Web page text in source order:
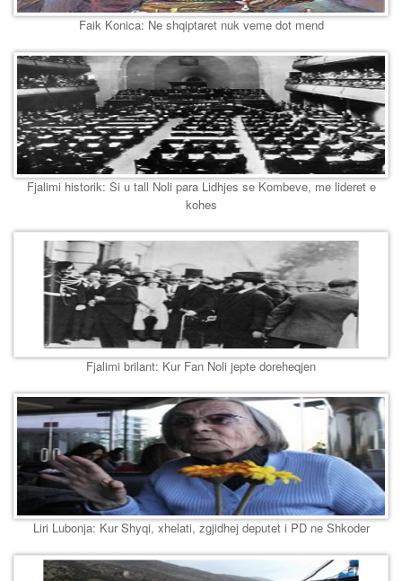
Faik Konica: Ne shqiptaret nuk veme dot mend
Fjalimi historik: Si u tall Noli para Lidhjes se Kombeve, me lideret e
kohes
Fjalimi brilant: Kur Fan Noli jepte doreheqjen
Liri Lubonja: Kur Shyqi, xhelati, zgjidhej deputet i PD ne Shkoder